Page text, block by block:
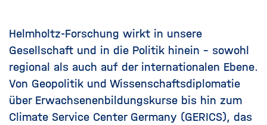
Helmholtz-Forschung wirkt in unsere
Gesellschaft und in die Politik hinein - sowohl
regional als auch auf der internationalen Ebene.
Von Geopolitik und Wissenschaftsdiplomatie
über Erwachsenenbildungskurse bis hin zum
Climate Service Center Germany (GERICS), das